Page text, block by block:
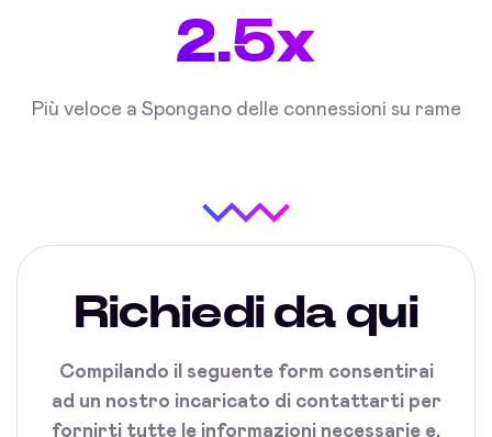
2.5x
Più veloce a Spongano delle connessioni su rame
Richiedi da qui
Compilando il seguente form consentirai
ad un nostro incaricato di contattarti per
fornirti tutte le informazioni necessarie e,